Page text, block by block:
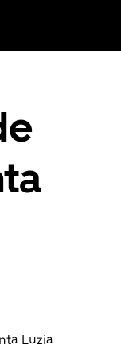
Luzia